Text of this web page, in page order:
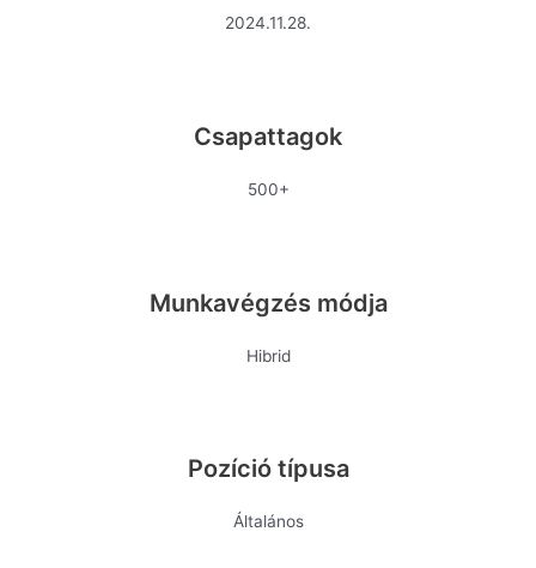
2024.11.28.
Csapattagok
500+
Munkavégzés módja
Hibrid
Pozíció típusa
Általános